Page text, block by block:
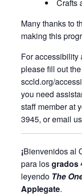
Crafts
Many thanks to
making this
For accessibility
please fill out
sccld.org/
you need
staff member at
3945, or email
¡Bienvenidos al
para losgrados
leyendo The
Applegate.